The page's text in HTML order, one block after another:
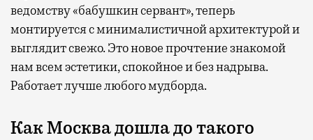
ведомству «бабушкин сервант», теперь
монтируется с минималистичной архитектурой и
выглядит свежо. Это новое прочтение знакомой
нам всем эстетики, спокойное и без надрыва.
Работает лучше любого мудборда.
Как Москва дошла до такого